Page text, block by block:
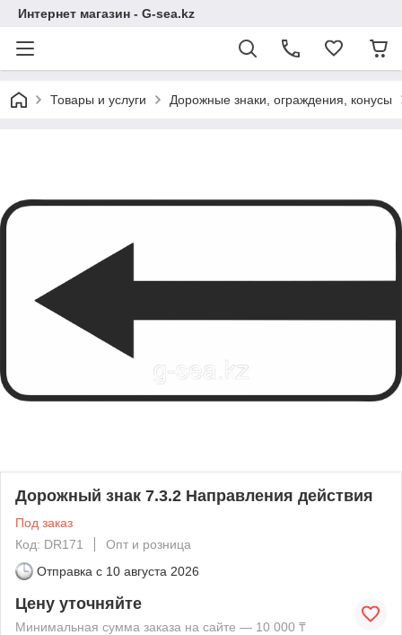
Интернет магазин - G-sea.kz
Товары и услуги Дорожные знаки, ограждения, конусы
Дорожный знак 7.3.2 Направления действия
Под заказ
Код: DR171
Опт и розница
Отправка с 10 августа 2026
Цену уточняйте
Минимальная сумма заказа на сайте — 10 000 ₸